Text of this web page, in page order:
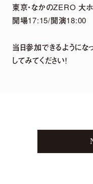
2026. 22
2026年12月13
2026」出演決定！
東京・なかのZERO 大
開場17:15/開演18:00
当日参加できるようにな
してみてください！